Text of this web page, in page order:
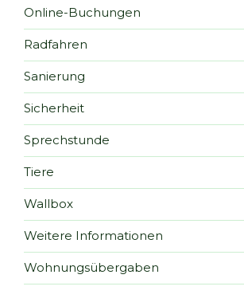
Online-Buchungen
Radfahren
Sanierung
Sicherheit
Sprechstunde
Tiere
Wallbox
Weitere Informationen
Wohnungsübergaben